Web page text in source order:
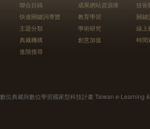
聯合目錄
快速關鍵詞導覽
主題分類
典藏機構
進階搜尋
成果網站資源庫
教育學習
學術研究
創意加值
技術
關鍵
線上
時間
數位典藏與數位學習國家型科技計畫 Taiwan e-Learning